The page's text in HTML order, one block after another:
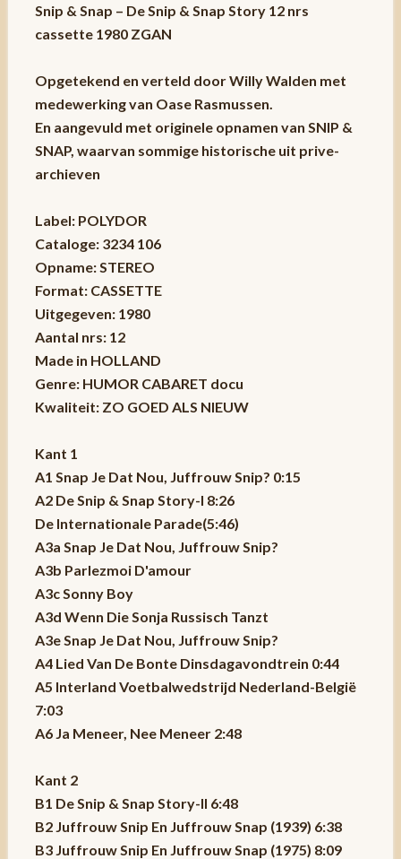
Snip & Snap – De Snip & Snap Story 12 nrs
cassette 1980 ZGAN
Opgetekend en verteld door Willy Walden met
medewerking van Oase Rasmussen.
En aangevuld met originele opnamen van SNIP &
SNAP, waarvan sommige historische uit prive-
archieven
Label: POLYDOR
Cataloge: 3234 106
Opname: STEREO
Format: CASSETTE
Uitgegeven: 1980
Aantal nrs: 12
Made in HOLLAND
Genre: HUMOR CABARET docu
Kwaliteit: ZO GOED ALS NIEUW
Kant 1
A1 Snap Je Dat Nou, Juffrouw Snip? 0:15
A2 De Snip & Snap Story-I 8:26
De Internationale Parade(5:46)
A3a Snap Je Dat Nou, Juffrouw Snip?
A3b Parlezmoi D'amour
A3c Sonny Boy
A3d Wenn Die Sonja Russisch Tanzt
A3e Snap Je Dat Nou, Juffrouw Snip?
A4 Lied Van De Bonte Dinsdagavondtrein 0:44
A5 Interland Voetbalwedstrijd Nederland-België
7:03
A6 Ja Meneer, Nee Meneer 2:48
Kant 2
B1 De Snip & Snap Story-II 6:48
B2 Juffrouw Snip En Juffrouw Snap (1939) 6:38
B3 Juffrouw Snip En Juffrouw Snap (1975) 8:09